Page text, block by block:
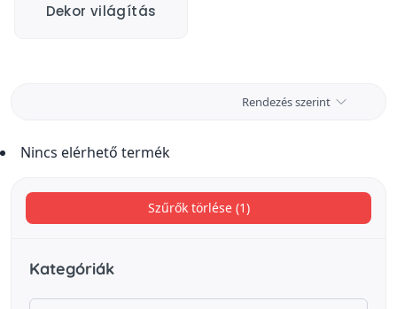
Dekor világítás
Szűrők törlése (1)
Kategóriák
Rendezés szerint
Nincs elérhető termék